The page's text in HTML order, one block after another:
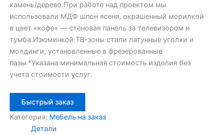
камень/дерево.При работе над проектом мы
использовали МДФ шпон ясеня, окрашенный морилкой
в цвет «кофе» — стеновая панель за телевизором и
тумба.Изюминкой ТВ-зоны стали латунные уголки и
молдинги, установленные в фрезерованные
пазы.*Указана минимальная стоимость изделия без
учета стоимости услуг.
Быстрый заказ
Категория: Мебель на заказ
Детали